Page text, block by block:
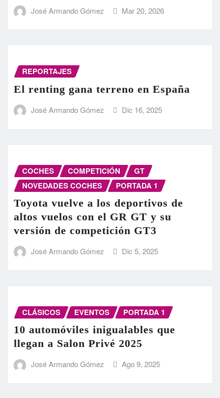
José Armando Gómez Mar 20, 2026
REPORTAJES
El renting gana terreno en España
José Armando Gómez Dic 16, 2025
COCHES COMPETICIÓN
GT
NOVEDADES COCHES
PORTADA 1
Toyota vuelve a los deportivos de
altos vuelos con el GR GT y su
versión de competición GT3
José Armando Gómez Dic 5, 2025
CLÁSICOS EVENTOS PORTADA 1
10 automóviles inigualables que
llegan a Salon Privé 2025
José Armando Gómez Ago 9, 2025